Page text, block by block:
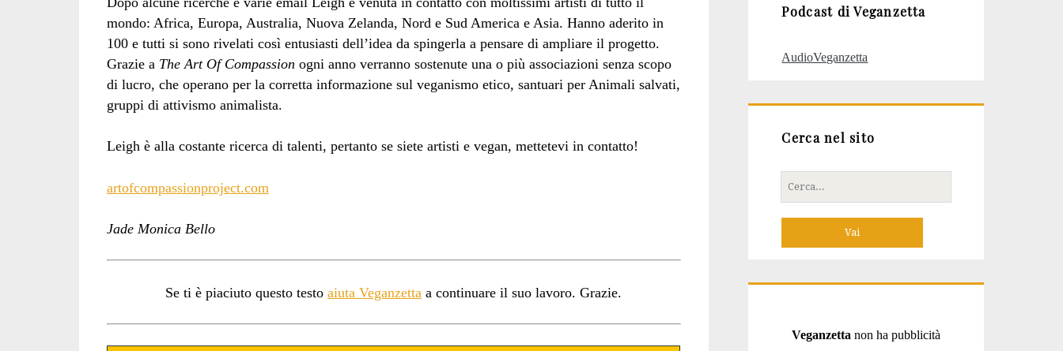
mondo: Africa, Europa, Australia, Nuova Zelanda, Nord e Sud America e Asia. Hanno aderito in
100 e tutti si sono rivelati così entusiasti dell’idea da spingerla a pensare di ampliare il progetto.
Grazie a The Art Of Compassion ogni anno verranno sostenute una o più associazioni senza scopo
di lucro, che operano per la corretta informazione sul veganismo etico, santuari per Animali salvati,
gruppi di attivismo animalista.
Leigh è alla costante ricerca di talenti, pertanto se siete artisti e vegan, mettetevi in contatto!
artofcompassionproject.com
Jade Monica Bello
Se ti è piaciuto questo testoaiuta Veganzetta a continuare il suo lavoro. Grazie.
Podcast di Veganzetta
AudioVeganzetta
Cerca nel sito
Cerca
per:
Veganzetta non ha pubblicità